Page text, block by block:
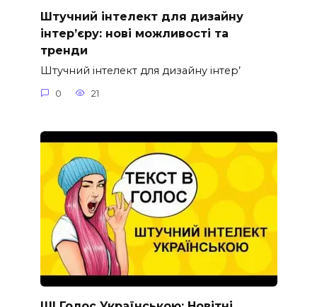
Штучний інтелект для дизайну
інтер’єру: нові можливості та
тренди
Штучний інтелект для дизайну інтер’
0 21